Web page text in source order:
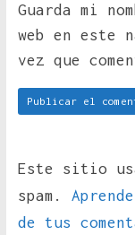
Guarda mi
web en este
vez que
Este sitio
spam.
de tus